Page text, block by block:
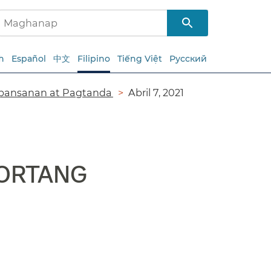
Español 中文 Filipino Tiếng Việt Русский
at Pagtanda​​
Abril 7, 2021